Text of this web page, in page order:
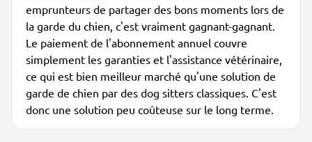
emprunteurs de partager des bons moments lors de
la garde du chien, c'est vraiment gagnant-gagnant.
Le paiement de l'abonnement annuel couvre
simplement les garanties et l'assistance vétérinaire,
ce qui est bien meilleur marché qu'une solution de
garde de chien par des dog sitters classiques. C'est
donc une solution peu coûteuse sur le long terme.